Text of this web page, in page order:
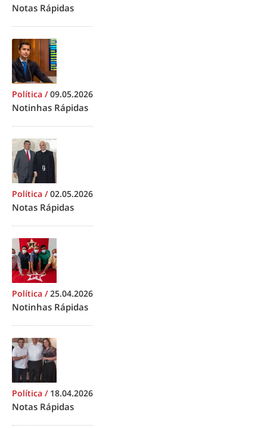
Notas Rápidas
Política /09.05.2026
Notinhas Rápidas
Política /02.05.2026
Notas Rápidas
Política /25.04.2026
Notinhas Rápidas
Política / 18.04.2026
Notas Rápidas